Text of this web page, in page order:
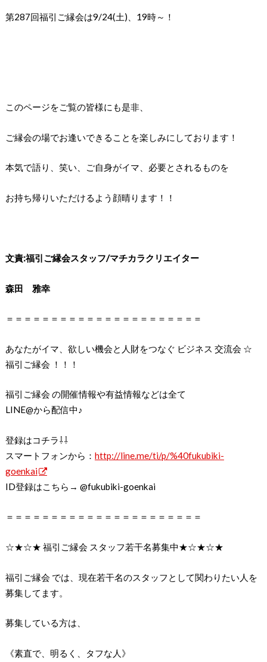
第287回福引ご縁会は9/24(土)、19時～！
このページをご覧の皆様にも是非、
ご縁会の場でお逢いできることを楽しみにしております！
本気で語り、笑い、ご自身がイマ、必要とされるものを
お持ち帰りいただけるよう顔晴ります！！
文責:福引ご縁会スタッフ/マチカラクリエイター
森田 雅幸
＝＝＝＝＝＝＝＝＝＝＝＝＝＝＝＝＝＝＝＝＝＝
あなたがイマ、欲しい機会と人財をつなぐ ビジネス 交流会 ☆
福引ご縁会 ！！！
福引ご縁会 の開催情報や有益情報などは全て
LINE@から配信中♪
登録はコチラ⇩⇩
スマートフォンから： http://line.me/ti/p/%40fukubiki-
goenkai
ID登録はこちら→ @fukubiki-goenkai
＝＝＝＝＝＝＝＝＝＝＝＝＝＝＝＝＝＝＝＝＝＝
☆★☆★ 福引ご縁会 スタッフ若干名募集中★☆★☆★
福引ご縁会 では、現在若干名のスタッフとして関わりたい人を
募集してます。
募集している方は、
《素直で、明るく、タフな人》